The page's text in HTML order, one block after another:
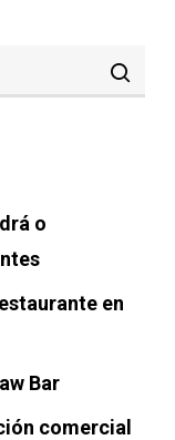
o
en
Bar
comercial